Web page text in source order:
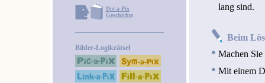
Dot-a-Pix
Geschichte
Bilder-Logikrätsel
lang sind.
Beim
Machen
Mit einem